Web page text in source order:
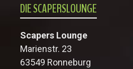
DIE SCAPERSLOUNGE
Scapers Lounge
Marienstr. 23
63549 Ronneburg